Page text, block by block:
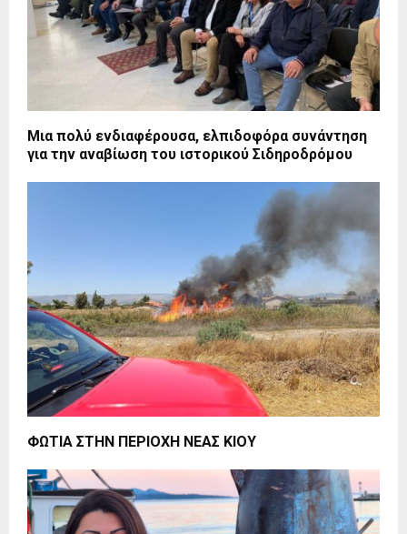
Μια πολύ ενδιαφέρουσα, ελπιδοφόρα συνάντηση
για την αναβίωση του ιστορικού Σιδηροδρόμου
ΦΩΤΙΑ ΣΤΗΝ ΠΕΡΙΟΧΗ ΝΕΑΣ ΚΙΟΥ